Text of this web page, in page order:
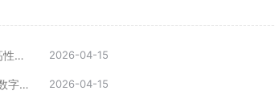
MetInfo米拓建站系统源码：外贸企业官网的高性价比之选，内置SEO省心落地 2026-04-15
摆脱技术焦虑：拖拽式建站源码，中小企业的数字化捷径 2026-04-15